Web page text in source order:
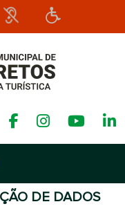
DE DADOS